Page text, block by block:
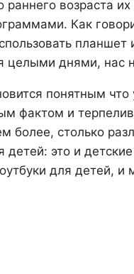
возраста
Как
целыми днями, нас
понятным
фактом и
более, столько
детей: это и
для детей, и